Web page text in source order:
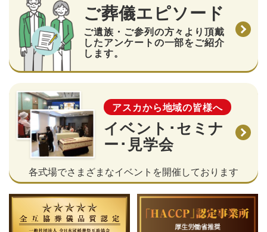
ご葬儀エピソード
ご遺族・ご参列の方々より頂戴
したアンケートの一部をご紹介
します。
アスカから地域の皆様へ
イベント･セミナ
ー･見学会
各式場でさまざまなイベントを開催しております